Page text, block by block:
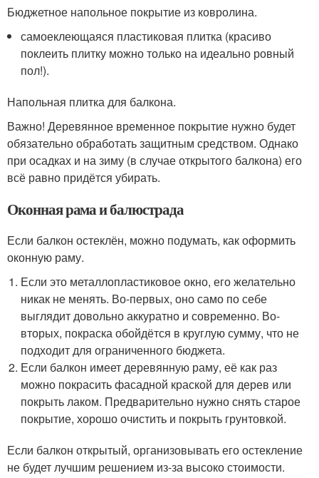
Бюджетное напольное покрытие из ковролина.
самоеклеющаяся пластиковая плитка (красиво
поклеить плитку можно только на идеально ровный
пол!).
Напольная плитка для балкона.
Важно! Деревянное временное покрытие нужно будет
обязательно обработать защитным средством. Однако
при осадках и на зиму (в случае открытого балкона) его
всё равно придётся убирать.
Оконная рама и балюстрада
Если балкон остеклён, можно подумать, как оформить
оконную раму.
Если это металлопластиковое окно, его желательно
никак не менять. Во-первых, оно само по себе
выглядит довольно аккуратно и современно. Во-
вторых, покраска обойдётся в круглую сумму, что не
подходит для ограниченного бюджета.
Если балкон имеет деревянную раму, её как раз
можно покрасить фасадной краской для дерев или
покрыть лаком. Предварительно нужно снять старое
покрытие, хорошо очистить и покрыть грунтовкой.
Если балкон открытый, организовывать его остекление
не будет лучшим решением из-за высоко стоимости.